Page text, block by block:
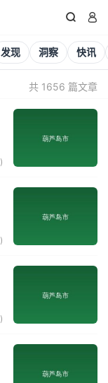
 
发现 洞察 快讯
共 1656 篇文章
)
)
)